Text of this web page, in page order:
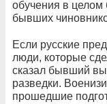
обучения в
бывших
Если русские
люди, которые
сказал бывший
разведки.
прошедшие